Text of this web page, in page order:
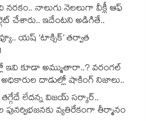
నాలుగు నెలలుగా వీక్లీ ఆఫ్
చేశారు.. ఇదేంటని అడిగితే..
యష్ ‘టాక్సిక్’ తర్వాత
ఇవి కూడా అమ్ముతారా..? వరంగల్
దాడుల్లో షాకింగ్ నిజాలు..
లేదన్న విజయ్ సర్కార్..
వ్యతిరేకంగా తీర్మానం